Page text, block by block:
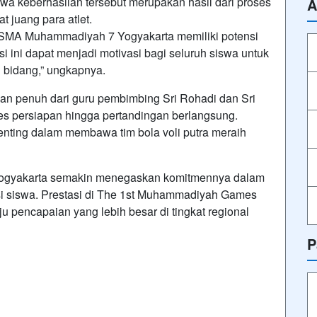
juang para atlet.
Muhammadiyah 7 Yogyakarta memiliki potensi
ini dapat menjadi motivasi bagi seluruh siswa untuk
ungkapnya.
penuh dari guru pembimbing Sri Rohadi dan Sri
persiapan hingga pertandingan berlangsung.
dalam membawa tim bola voli putra meraih
semakin menegaskan komitmennya dalam
Prestasi di The 1st Muhammadiyah Games
pencapaian yang lebih besar di tingkat regional